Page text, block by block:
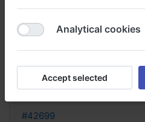
achat wegovy
wegovy en ligne
Reply
#42699
Analytical cookies
Accept selected